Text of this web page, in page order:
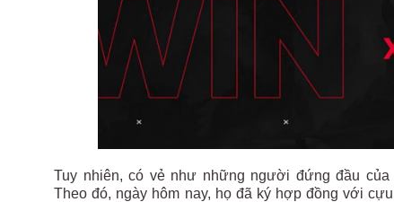
Tuy nhiên, có vẻ như những người đứng đầu
Theo đó, ngày hôm nay, họ đã ký hợp đồng với